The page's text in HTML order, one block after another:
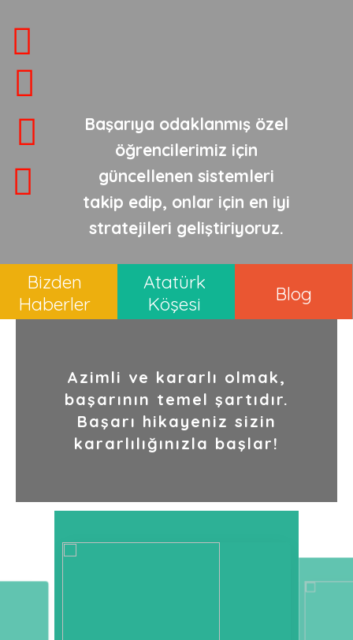
Bizden
Haberler
Atatürk
Köşesi
Blog
Başarıya odaklanmış özel
öğrencilerimiz için
güncellenen sistemleri
takip edip, onlar için en iyi
stratejileri geliştiriyoruz.
Azimli ve kararlı olmak,
başarının temel şartıdır.
Başarı hikayeniz sizin
kararlılığınızla başlar!